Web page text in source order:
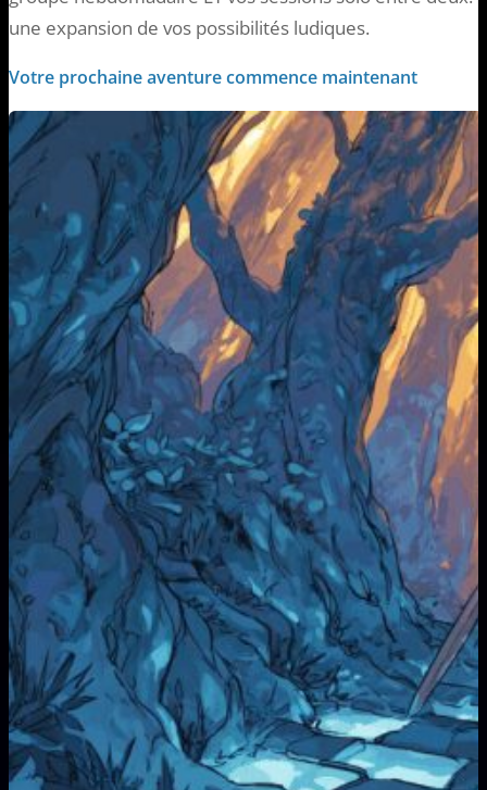
une expansion de vos possibilités ludiques.
Votre prochaine aventure commence maintenant